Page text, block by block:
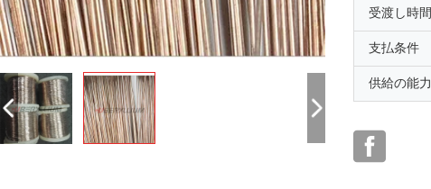
受渡し時間
支払条件
供給の能力